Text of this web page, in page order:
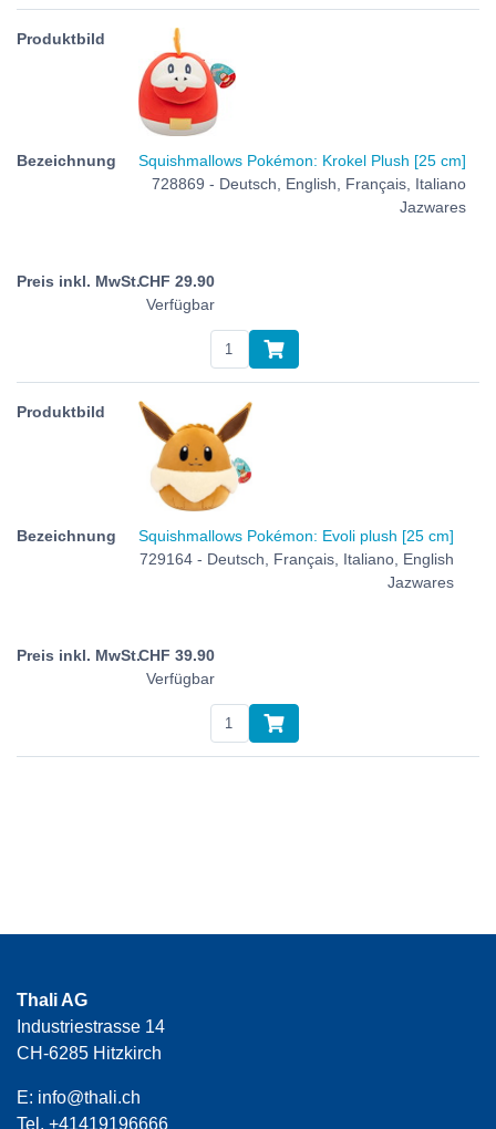
Squishmallows Pokémon: Krokel Plush [25 cm]
728869 - Deutsch, English, Français, Italiano
Jazwares
CHF 29.90
Verfügbar
Squishmallows Pokémon: Evoli plush [25 cm]
729164 - Deutsch, Français, Italiano, English
Jazwares
CHF 39.90
Verfügbar
Thali AG
Industriestrasse 14
CH-6285 Hitzkirch
E: info@thali.ch
Tel. +41419196666